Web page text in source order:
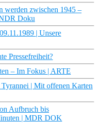
werden zwischen 1945 –
Doku
| Unsere
Pressefreiheit?
– Im Fokus | ARTE
| Mit offenen Karten
Aufbruch bis
| MDR DOK